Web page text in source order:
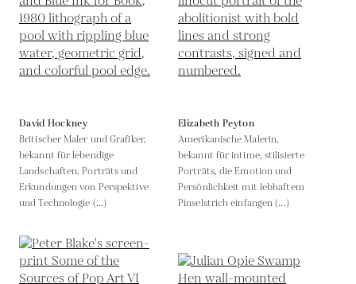
David Hockney
Britischer Maler und Grafiker,
bekannt für lebendige
Landschaften, Porträts und
Erkundungen von Perspektive
und Technologie (...)
Elizabeth Peyton
Amerikanische Malerin,
bekannt für intime, stilisierte
Porträts, die Emotion und
Persönlichkeit mit lebhaftem
Pinselstrich einfangen (...)